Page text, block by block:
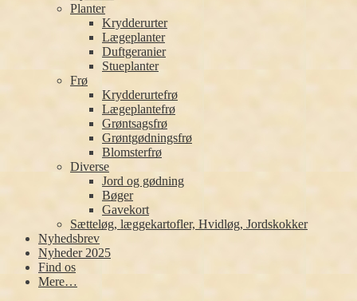
Planter
Krydderurter
Lægeplanter
Duftgeranier
Stueplanter
Frø
Krydderurtefrø
Lægeplantefrø
Grøntsagsfrø
Grøntgødningsfrø
Blomsterfrø
Diverse
Jord og gødning
Bøger
Gavekort
Sætteløg, læggekartofler, Hvidløg, Jordskokker
Nyhedsbrev
Nyheder 2025
Find os
Mere…